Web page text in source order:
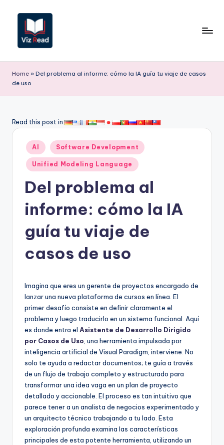
contenido
iz
R
a
ni
S
o
w
&
Home » Del problema al informe: cómo la IA guía tu viaje de casos
de uso
Read this post in:
Publicado
en
AI Software Development
Unified Modeling Language
Del problema al
informe: cómo la IA
guía tu viaje de
casos de uso
Imagina que eres un gerente de proyectos encargado de
lanzar una nueva plataforma de cursos en línea. El
primer desafío consiste en definir claramente el
problema y luego traducirlo en un sistema funcional. Aquí
es donde entra el Asistente de Desarrollo Dirigido
por Casos de Uso , una herramienta impulsada por
inteligencia artificial de Visual Paradigm, interviene. No
solo te ayuda a redactar documentos; te guía a través
de un flujo de trabajo completo y estructurado para
transformar una idea vaga en un plan de proyecto
detallado y accionable. El proceso es tan intuitivo que
parece tener a un analista de negocios experimentado y
un arquitecto técnico trabajando a tu lado. Esta
exploración profunda examina las características
principales de esta potente herramienta, utilizando un